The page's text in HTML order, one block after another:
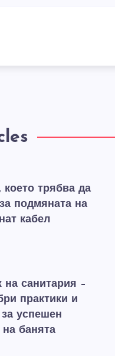
което трябва да
подмяната на
кабел
на санитария –
практики и
успешен
банята